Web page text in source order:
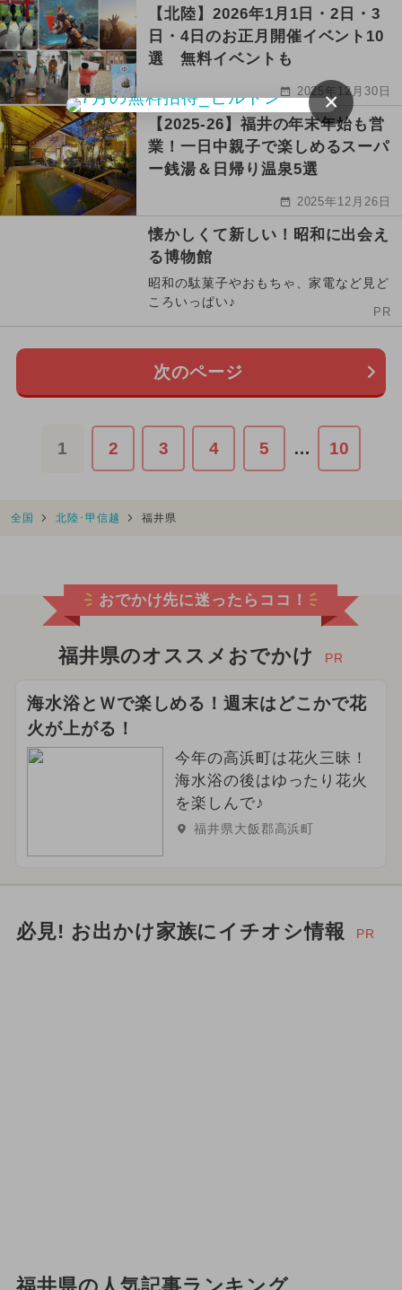
【北陸】2026年1月1日・2日・3
日・4日のお正月開催イベント10
選 無料イベントも
2025年12月30日
【2025-26】福井の年末年始も営
業！一日中親子で楽しめるスーパ
ー銭湯＆日帰り温泉5選
2025年12月26日
懐かしくて新しい！昭和に出会え
る博物館
昭和の駄菓子やおもちゃ、家電など見ど
ころいっぱい♪
PR
次のページ
1 2 3 4 5 … 10
全国 北陸･甲信越 福井県
おでかけ先に迷ったらココ！
福井県のオススメおでかけ PR
海水浴とＷで楽しめる！週末はどこかで花
火が上がる！
今年の高浜町は花火三昧！
海水浴の後はゆったり花火
を楽しんで♪
福井県大飯郡高浜町
必見! お出かけ家族にイチオシ情報 PR
×